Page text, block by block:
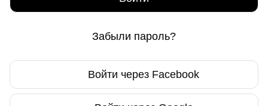
Забыли пароль?
Войти через Facebook